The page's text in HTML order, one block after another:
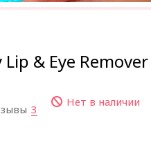
& Eye Remover
3
Нет в наличии